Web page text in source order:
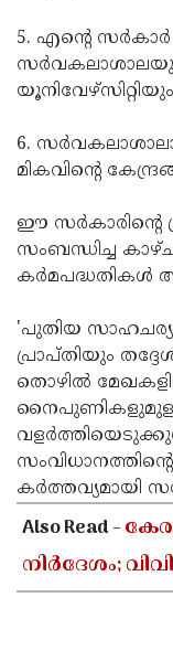
5. എന്റെ സര്‍കാര്‍
6.
മികവിന്റെ
ഈ സര്‍കാരിന്റെ
സംബന്ധിച്ച
കര്‍മപദ്ധതികള്‍
'പുതിയ
പ്രാപ്തിയും
തൊഴില്‍
കര്‍ത്തവ്യമായി
Also Read -
നിർദേശം;